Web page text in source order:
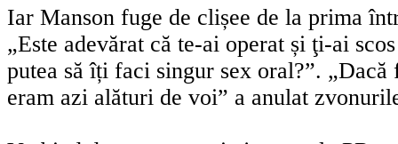
Iar Manson fuge de clișee de la prima
„Este adevărat că te-ai operat și ţi-ai
putea să îți faci singur sex oral?”. „Dacă
eram azi alături de voi” a anulat